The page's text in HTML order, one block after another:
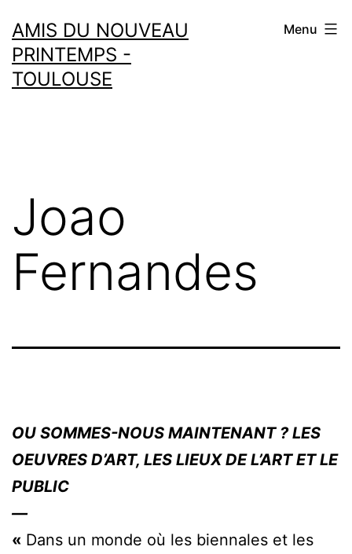
au
contenu
AMIS DU NOUVEAU
PRINTEMPS -
TOULOUSE
Menu
Joao
Fernandes
OU SOMMES-NOUS MAINTENANT ? LES
OEUVRES D’ART, LES LIEUX DE L’ART ET LE
PUBLIC
—
« Dans un monde où les biennales et les